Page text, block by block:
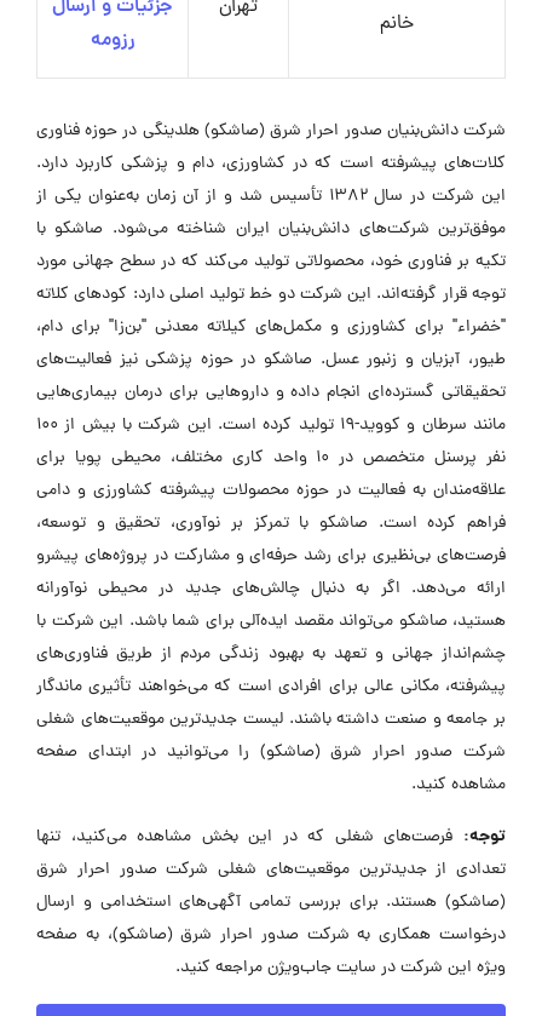
خانم
تهران
جزئیات و ارسال
رزومه
شرکت دانش‌بنیان صدور احرار شرق (صاشکو) هلدینگی در حوزه فناوری
کلات‌های پیشرفته است که در کشاورزی، دام و پزشکی کاربرد دارد.
این شرکت در سال ۱۳۸۲ تأسیس شد و از آن زمان به‌عنوان یکی از
موفق‌ترین شرکت‌های دانش‌بنیان ایران شناخته می‌شود. صاشکو با
تکیه بر فناوری خود، محصولاتی تولید می‌کند که در سطح جهانی مورد
توجه قرار گرفته‌اند. این شرکت دو خط تولید اصلی دارد: کودهای کلاته
"خضراء" برای کشاورزی و مکمل‌های کیلاته معدنی "بن‌زا" برای دام،
طیور، آبزیان و زنبور عسل. صاشکو در حوزه پزشکی نیز فعالیت‌های
تحقیقاتی گسترده‌ای انجام داده و داروهایی برای درمان بیماری‌هایی
مانند سرطان و کووید-۱۹ تولید کرده است. این شرکت با بیش از ۱۰۰
نفر پرسنل متخصص در ۱۰ واحد کاری مختلف، محیطی پویا برای
علاقه‌مندان به فعالیت در حوزه محصولات پیشرفته کشاورزی و دامی
فراهم کرده است. صاشکو با تمرکز بر نوآوری، تحقیق و توسعه،
فرصت‌های بی‌نظیری برای رشد حرفه‌ای و مشارکت در پروژه‌های پیشرو
ارائه می‌دهد. اگر به دنبال چالش‌های جدید در محیطی نوآورانه
هستید، صاشکو می‌تواند مقصد ایده‌آلی برای شما باشد. این شرکت با
چشم‌انداز جهانی و تعهد به بهبود زندگی مردم از طریق فناوری‌های
پیشرفته، مکانی عالی برای افرادی است که می‌خواهند تأثیری ماندگار
بر جامعه و صنعت داشته باشند. لیست جدیدترین موقعیت‌های شغلی
شرکت صدور احرار شرق (صاشکو) را می‌توانید در ابتدای صفحه
مشاهده کنید.
توجه: فرصت‌های شغلی که در این بخش مشاهده می‌کنید، تنها
تعدادی از جدیدترین موقعیت‌های شغلی شرکت صدور احرار شرق
(صاشکو) هستند. برای بررسی تمامی آگهی‌های استخدامی و ارسال
درخواست همکاری به شرکت صدور احرار شرق (صاشکو)، به صفحه
ویژه این شرکت در سایت جاب‌ویژن مراجعه کنید.